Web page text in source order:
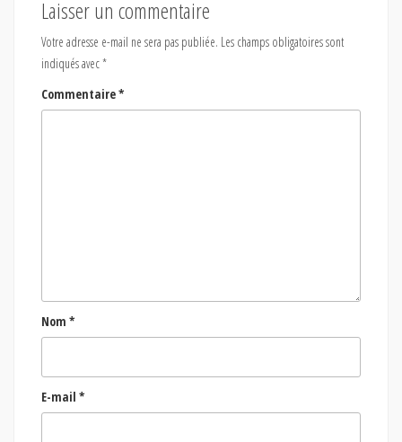
Laisser un commentaire
Votre adresse e-mail ne sera pas publiée. Les champs obligatoires sont
indiqués avec*
Commentaire*
Nom *
E-mail *